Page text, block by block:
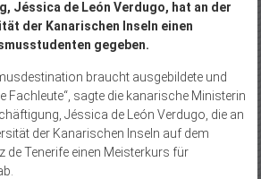
Jéssica de León Verdugo, hat an der
der Kanarischen Inseln einen
gegeben.
braucht ausgebildete und
Fachleute“, sagte die kanarische Ministerin
Jéssica de León Verdugo, die an
der Kanarischen Inseln auf dem
de Tenerife einen Meisterkurs für